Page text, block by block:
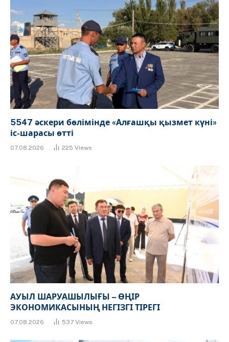
5547 әскери бөлімінде «Алғашқы қызмет күні»
іс-шарасы өтті
07.08.2026 225 Views
АУЫЛ ШАРУАШЫЛЫҒЫ – ӨҢІР
ЭКОНОМИКАСЫНЫҢ НЕГІЗГІ ТІРЕГІ
07.08.2026 537 Views